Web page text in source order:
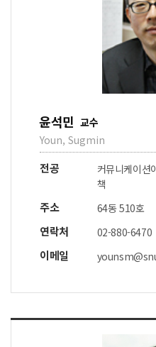
윤석민 교수
Youn, Sugmin
전공
커뮤니케이션
책
주소 64동 510호
연락처 02-880-6470
이메일